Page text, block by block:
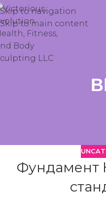
Skip to navigation
Skip to main content
Фундамент